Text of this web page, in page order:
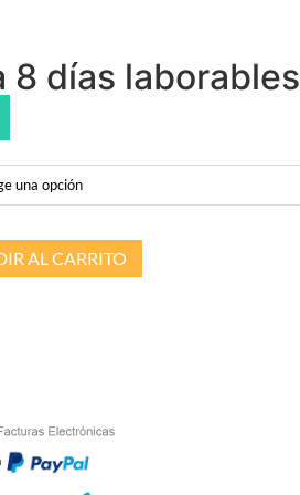
8 días laborables
AL CARRITO